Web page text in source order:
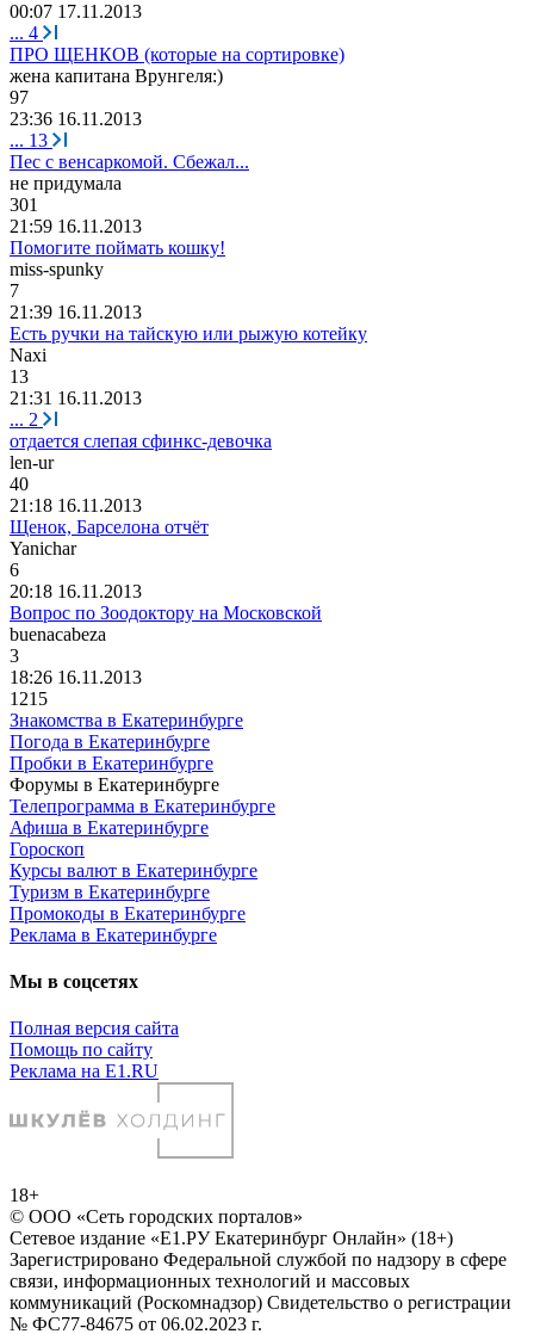
00:07 17.11.2013
... 4
ПРО ЩЕНКОВ (которые на сортировке)
жена капитана Врунгеля:)
97
23:36 16.11.2013
... 13
Пес с венсаркомой. Сбежал...
не придумала
301
21:59 16.11.2013
Помогите поймать кошку!
miss-spunky
7
21:39 16.11.2013
Есть ручки на тайскую или рыжую котейку
Naxi
13
21:31 16.11.2013
... 2
отдается слепая сфинкс-девочка
len-ur
40
21:18 16.11.2013
Щенок, Барселона отчёт
Yanichar
6
20:18 16.11.2013
Вопрос по Зоодоктору на Московской
buenacabeza
3
18:26 16.11.2013
1215
Знакомства в Екатеринбурге
Погода в Екатеринбурге
Пробки в Екатеринбурге
Форумы в Екатеринбурге
Телепрограмма в Екатеринбурге
Афиша в Екатеринбурге
Гороскоп
Курсы валют в Екатеринбурге
Туризм в Екатеринбурге
Промокоды в Екатеринбурге
Реклама в Екатеринбурге
Мы в соцсетях
Полная версия сайта
Помощь по сайту
Реклама на E1.RU
18+
© ООО «Сеть городских порталов»
Сетевое издание «Е1.РУ Екатеринбург Онлайн» (18+)
Зарегистрировано Федеральной службой по надзору в сфере
связи, информационных технологий и массовых
коммуникаций (Роскомнадзор) Свидетельство о регистрации
№ ФС77-84675 от 06.02.2023 г.